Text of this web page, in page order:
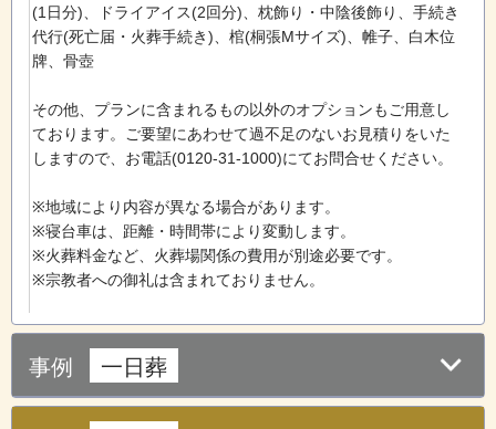
(1日分)、ドライアイス(2回分)、枕飾り・中陰後飾り、手続き
代行(死亡届・火葬手続き)、棺(桐張Mサイズ)、帷子、白木位
牌、骨壺
その他、プランに含まれるもの以外のオプションもご用意し
ております。ご要望にあわせて過不足のないお見積りをいた
しますので、お電話(0120-31-1000)にてお問合せください。
※地域により内容が異なる場合があります。
※寝台車は、距離・時間帯により変動します。
※火葬料金など、火葬場関係の費用が別途必要です。
※宗教者への御礼は含まれておりません。
事例 一日葬